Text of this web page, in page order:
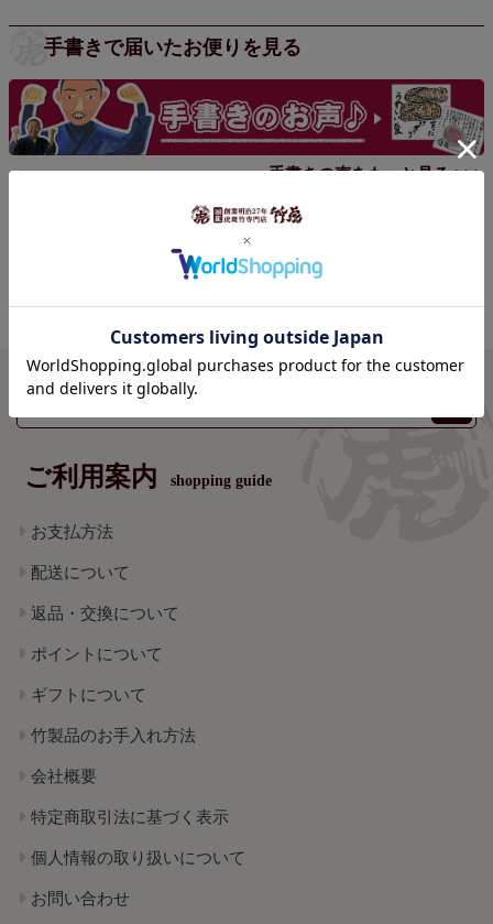
手書きで届いたお便りを見る
手書きの声をもっと見る >>>
ご利用案内 shopping guide
お支払方法
配送について
返品・交換について
ポイントについて
ギフトについて
竹製品のお手入れ方法
会社概要
特定商取引法に基づく表示
個人情報の取り扱いについて
お問い合わせ